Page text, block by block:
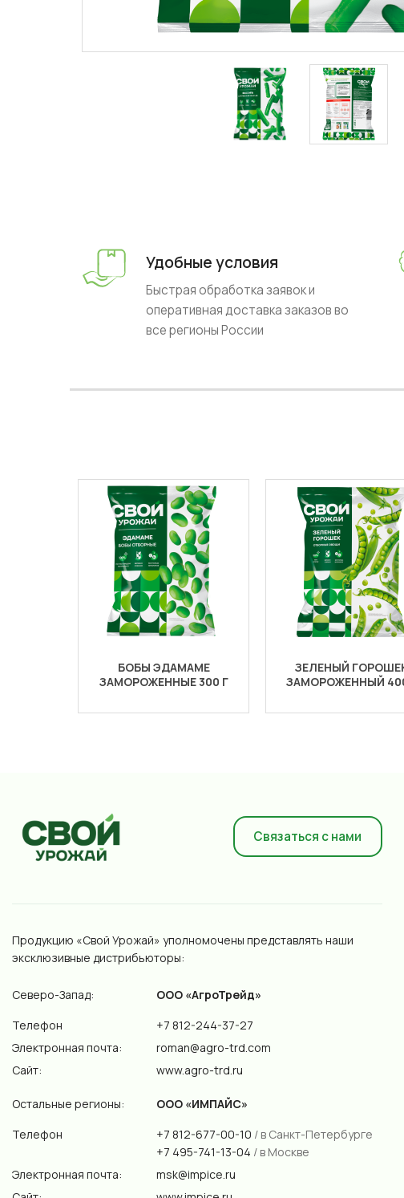
Удобные условия
Быстрая обработка заявок и
оперативная доставка заказов во
все регионы России
БОБЫ ЭДАМАМЕ
ЗАМОРОЖЕННЫЕ 300 Г
ЗЕЛЕНЫЙ
ЗАМОРОЖЕННЫЙ
Связаться с нами
Продукцию «Свой Урожай» уполномочены представлять наши
эксклюзивные дистрибьюторы:
Северо-Запад:
ООО «АгроТрейд»
Телефон
+7 812-244-37-27
Электронная почта:
roman@agro-trd.com
Сайт:
www.agro-trd.ru
Остальные регионы:
ООО «ИМПАЙС»
Телефон
+7 812-677-00-10 / в Санкт-Петербурге
+7 495-741-13-04 / в Москве
Электронная почта:
msk@impice.ru